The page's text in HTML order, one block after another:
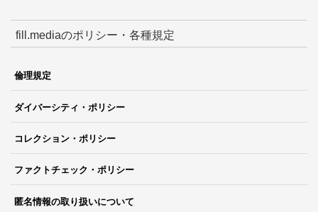
fill.mediaのポリシー・各種規定
倫理規定
ダイバーシティ・ポリシー
コレクション・ポリシー
ファクトチェック・ポリシー
匿名情報の取り扱いについて